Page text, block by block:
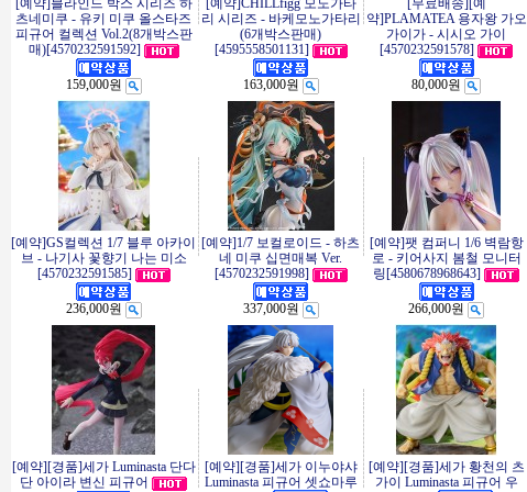
[예약]블라인드 박스 시리즈 하
츠네미쿠 - 유키 미쿠 올스타즈
피규어 컬렉션 Vol.2(8개박스판
매)[4570232591592]
159,000원
[예약]CHILLfigg 모노가타
리 시리즈 - 바케모노가타리
(6개박스판매)
[4595558501131]
163,000원
[무료배송][예
약]PLAMATEA 용자왕 가오
가이가 - 시시오 가이
[4570232591578]
80,000원
[예약]GS컬렉션 1/7 블루 아카이
브 - 나기사 꽃향기 나는 미소
[4570232591585]
236,000원
[예약]1/7 보컬로이드 - 하츠
네 미쿠 십면매복 Ver.
[4570232591998]
337,000원
[예약]팻 컴퍼니 1/6 벽람항
로 - 키어사지 봄철 모니터
링[4580678968643]
266,000원
[예약][경품]세가 Luminasta 단다
단 아이라 변신 피규어
[예약][경품]세가 이누야샤
Luminasta 피규어 셋쇼마루
[예약][경품]세가 황천의 츠
가이 Luminasta 피규어 우